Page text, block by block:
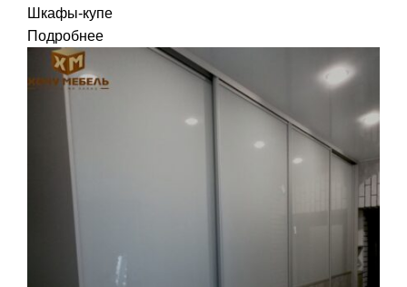
Шкафы-купе
Подробнее